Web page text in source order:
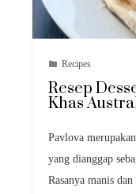
Recipes
Resep
Khas
Pavlova
yang dianggap
Rasanya manis